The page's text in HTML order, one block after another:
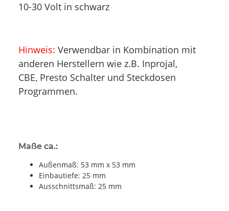
10-30 Volt in schwarz
Hinweis: Verwendbar in Kombination mit
anderen Herstellern wie z.B. Inprojal,
CBE, Presto Schalter und Steckdosen
Programmen.
Maße ca.:
Außenmaß: 53 mm x 53 mm
Einbautiefe: 25 mm
Ausschnittsmaß: 25 mm